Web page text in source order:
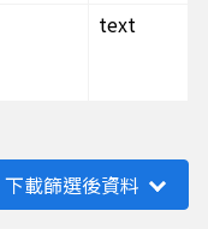
text
下載篩選後資料